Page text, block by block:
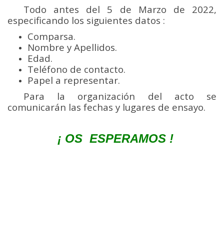
Todo antes del 5 de Marzo de 2022,
especificando los siguientes datos :
Comparsa.
Nombre y Apellidos.
Edad.
Teléfono de contacto.
Papel a representar.
Para la organización del acto se
comunicarán las fechas y lugares de ensayo.
¡ OS ESPERAMOS !